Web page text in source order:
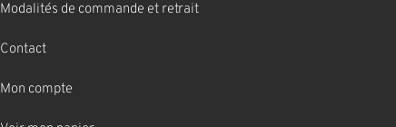
Modalités de commande et retrait
Contact
Mon compte